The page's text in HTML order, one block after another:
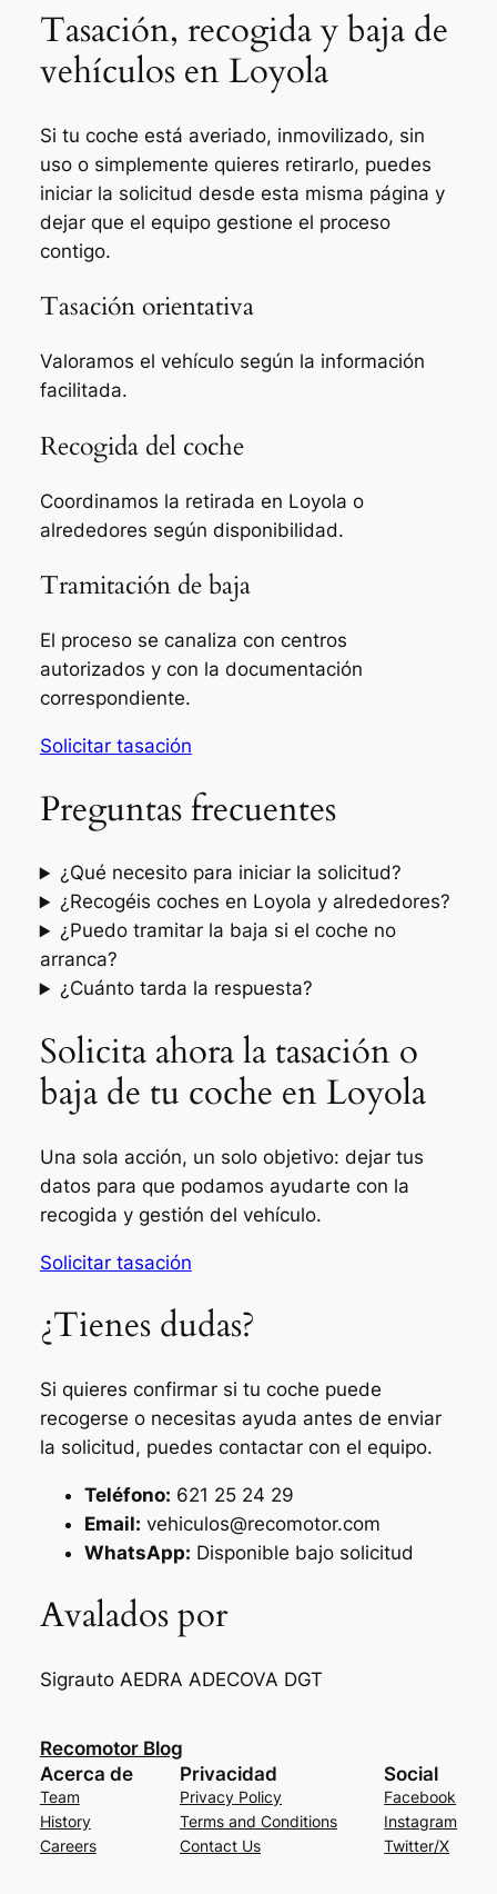
Tasación, recogida y baja de
vehículos en Loyola
Si tu coche está averiado, inmovilizado, sin
uso o simplemente quieres retirarlo, puedes
iniciar la solicitud desde esta misma página y
dejar que el equipo gestione el proceso
contigo.
Tasación orientativa
Valoramos el vehículo según la información
facilitada.
Recogida del coche
Coordinamos la retirada en Loyola o
alrededores según disponibilidad.
Tramitación de baja
El proceso se canaliza con centros
autorizados y con la documentación
correspondiente.
Solicitar tasación
Preguntas frecuentes
¿Qué necesito para iniciar la solicitud?
¿Recogéis coches en Loyola y alrededores?
¿Puedo tramitar la baja si el coche no
arranca?
¿Cuánto tarda la respuesta?
Solicita ahora la tasación o
baja de tu coche en Loyola
Una sola acción, un solo objetivo: dejar tus
datos para que podamos ayudarte con la
recogida y gestión del vehículo.
Solicitar tasación
¿Tienes dudas?
Si quieres confirmar si tu coche puede
recogerse o necesitas ayuda antes de enviar
la solicitud, puedes contactar con el equipo.
Teléfono: 621 25 24 29
Email: vehiculos@recomotor.com
WhatsApp: Disponible bajo solicitud
Avalados por
Sigrauto AEDRA ADECOVA DGT
Recomotor Blog
Acerca de
Team
History
Careers
Privacidad
Privacy Policy
Terms and Conditions
Contact Us
Social
Facebook
Instagram
Twitter/X